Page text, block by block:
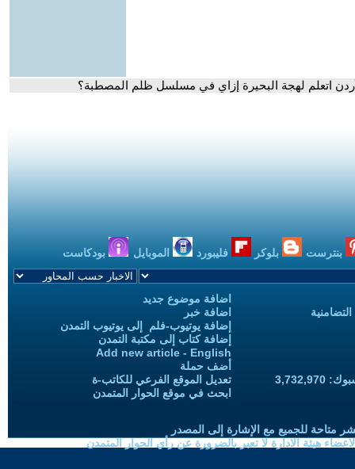
اتعلم لهجة البحيرة إزاي في مسلسل ظلم المصطبة؟
بنترست بلوكر فليبورد الموبايل بودكاست
اضافة موضوع جديد
اضافة خبر
إضافة يوتيوب-فلم إلى يوتيوب التمدن
إضافة كتاب إلى مكتبة التمدن
Add new article - English
أضف حملة
تعديل الموقع الفرعي للكاتب-ة
ابحث في موقع الحوار المتمدن
متاحة للجميع مع الإشارة إلى المصدر
هيئة الادارة لا تعبر بالضرورة عن رأي الحوار المتمدن